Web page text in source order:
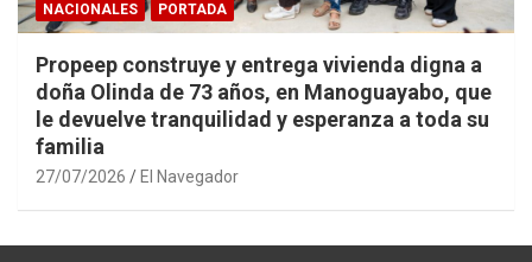
NACIONALES PORTADA
Propeep construye y entrega vivienda digna a
doña Olinda de 73 años, en Manoguayabo, que
le devuelve tranquilidad y esperanza a toda su
familia
27/07/2026 El Navegador